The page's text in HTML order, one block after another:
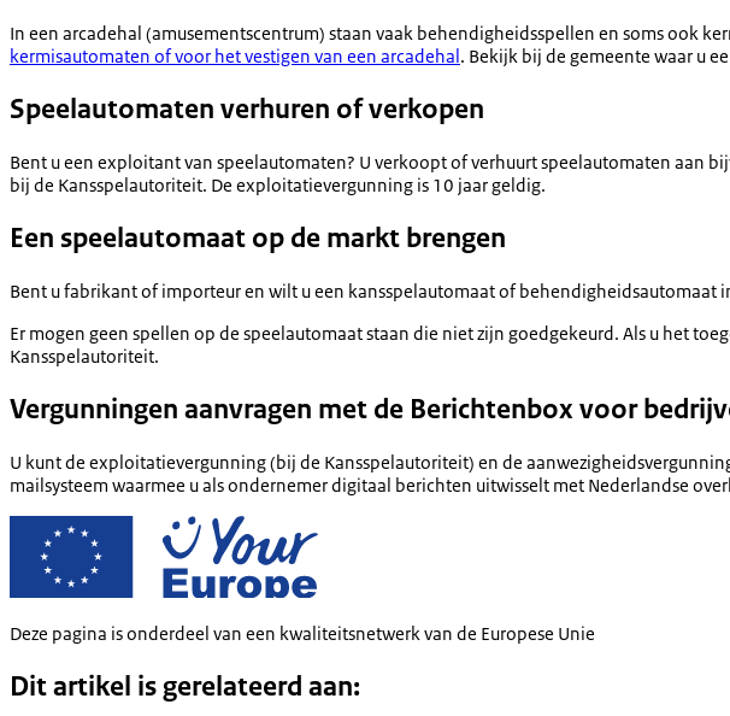
In een arcadehal (amusementscentrum) staan vaak behendigheidsspellen en soms ook
kermisautomaten of voor het vestigen van een arcadehal . Bekijk bij de gemeente waar u
Speelautomaten verhuren of verkopen
Bent u een exploitant van speelautomaten? U verkoopt of verhuurt speelautomaten aan
bij de Kansspelautoriteit. De exploitatievergunning is 10 jaar geldig.
Een speelautomaat op de markt brengen
Bent u fabrikant of importeur en wilt u een kansspelautomaat of behendigheidsautomaat
Er mogen geen spellen op de speelautomaat staan die niet zijn goedgekeurd. Als u het
Kansspelautoriteit.
Vergunningen aanvragen met de Berichtenbox voor
U kunt de exploitatievergunning (bij de Kansspelautoriteit) en de
mailsysteem waarmee u als ondernemer digitaal berichten uitwisselt met Nederlandse
Deze pagina is onderdeel van een kwaliteitsnetwerk van de Europese Unie
Dit artikel is gerelateerd aan: